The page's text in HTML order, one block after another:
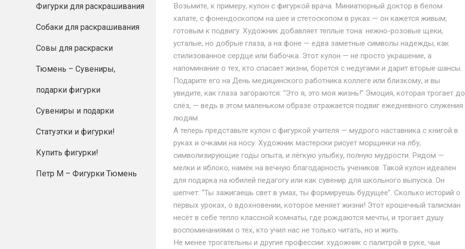
Фигурки для раскрашивания
Собаки для раскрашивания
Совы для раскраски
Тюмень – Сувениры,
подарки фигурки
Сувениры и подарки
Статуэтки и фигурки!
Купить фигурки!
Петр М – Фигурки Тюмень
Возьмите, к примеру, кулон с фигуркой врача. Миниатюрный доктор в белом
халате, с фонендоскопом на шее и стетоскопом в руках — он кажется живым,
готовым к подвигу. Художник добавляет теплые тона: нежно-розовые щеки,
усталые, но добрые глаза, а на фоне — едва заметные символы надежды, как
стилизованное сердце или бабочка. Этот кулон — не просто украшение, а
напоминание о тех, кто спасает жизни, борется с недугами и дарит вторые шансы.
Подарите его на День медицинского работника коллеге или близкому, и вы
увидите, как глаза загораются: “Это я, это моя жизнь!” Эмоция, которая трогает до
слёз, — ведь в этом маленьком образе отражается подвиг ежедневного служения
людям.
А теперь представьте кулон с фигуркой учителя — мудрого наставника с книгой в
руках и очками на носу. Художник мастерски рисует морщинки на лбу,
символизирующие годы опыта, и лёгкую улыбку, полную мудрости. Рядом —
мелки и яблоко, намёк на вечную благодарность учеников. Такой кулон идеален
для подарка на юбилей педагогу или как сувенир для школьного выпуска. Он
шепчет: “Ты зажигаешь свет в умах, ты формируешь будущее”. Сколько историй о
первых уроках, о вдохновении, которое меняет жизни! Этот крошечный талисман
несёт в себе тепло классной комнаты, где рождаются мечты, и трогает душу
воспоминаниями о тех, кто учил нас не только читать, но и жить.
Не менее трогательны и другие профессии: художник с палитрой в руке, чьи